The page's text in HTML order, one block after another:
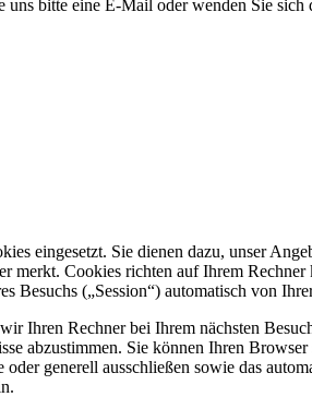
uns bitte eine E-Mail oder wenden Sie
eingesetzt. Sie dienen dazu, unser
merkt. Cookies richten auf Ihrem
Besuchs („Session“) automatisch von
Ihren Rechner bei Ihrem nächsten
abzustimmen. Sie können Ihren
generell ausschließen sowie das